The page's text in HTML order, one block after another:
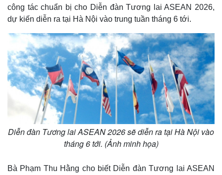
công tác chuẩn bị cho Diễn đàn Tương lai ASEAN 2026,
dự kiến diễn ra tại Hà Nội vào trung tuần tháng 6 tới.
Diễn đàn Tương lai ASEAN 2026 sẽ diễn ra tại Hà Nội vào
tháng 6 tới. (Ảnh minh họa)
Bà Phạm Thu Hằng cho biết Diễn đàn Tương lai ASEAN